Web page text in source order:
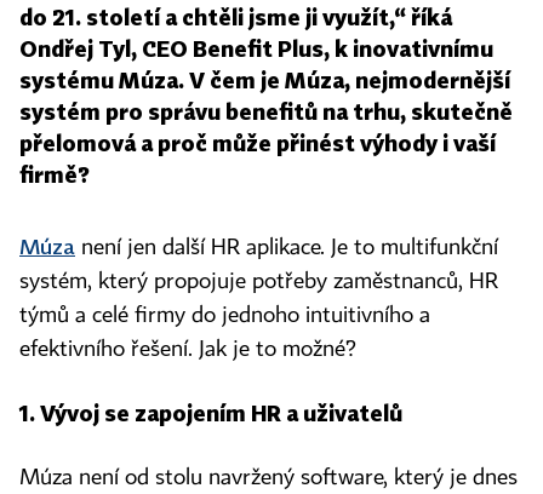
do 21. století a chtěli jsme ji využít,“ říká
Ondřej Tyl, CEO Benefit Plus, k inovativnímu
systému Múza. V čem je Múza, nejmodernější
systém pro správu benefitů na trhu, skutečně
přelomová a proč může přinést výhody i vaší
firmě?
Múza není jen další HR aplikace. Je to multifunkční
systém, který propojuje potřeby zaměstnanců, HR
týmů a celé firmy do jednoho intuitivního a
efektivního řešení. Jak je to možné?
1. Vývoj se zapojením HR a uživatelů
Múza není od stolu navržený software, který je dnes